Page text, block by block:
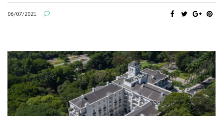
06/07/2021